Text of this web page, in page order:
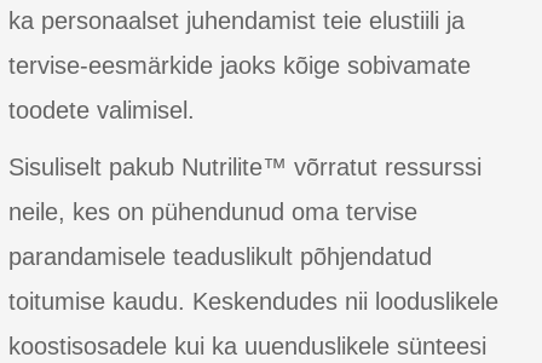
ka personaalset juhendamist teie elustiili ja
tervise-eesmärkide jaoks kõige sobivamate
toodete valimisel.
Sisuliselt pakub Nutrilite™ võrratut ressurssi
neile, kes on pühendunud oma tervise
parandamisele teaduslikult põhjendatud
toitumise kaudu. Keskendudes nii looduslikele
koostisosadele kui ka uuenduslikele sünteesi